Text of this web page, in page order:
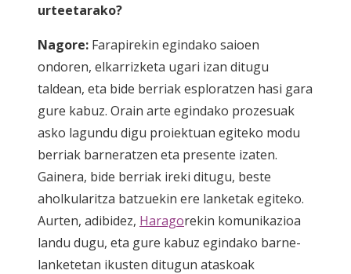
urteetarako?
Nagore: Farapirekin egindako saioen
ondoren, elkarrizketa ugari izan ditugu
taldean, eta bide berriak esploratzen hasi gara
gure kabuz. Orain arte egindako prozesuak
asko lagundu digu proiektuan egiteko modu
berriak barneratzen eta presente izaten.
Gainera, bide berriak ireki ditugu, beste
aholkularitza batzuekin ere lanketak egiteko.
Aurten, adibidez, Haragorekin komunikazioa
landu dugu, eta gure kabuz egindako barne-
lanketetan ikusten ditugun ataskoak